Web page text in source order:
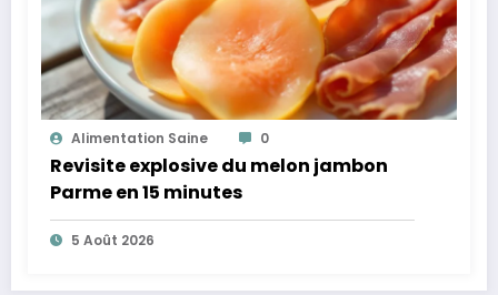
Alimentation Saine 0
Revisite explosive du melon jambon
Parme en 15 minutes
5 Août 2026